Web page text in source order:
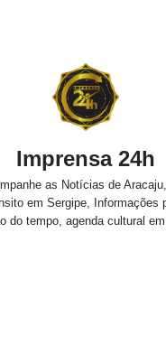
Imprensa 24h
as Notícias de
em Sergipe, Informações
do tempo, agenda cultural